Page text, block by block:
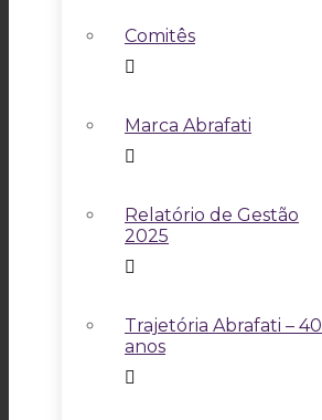
Comitês
Marca Abrafati
Relatório de Gestão
2025
Trajetória Abrafati – 40
anos